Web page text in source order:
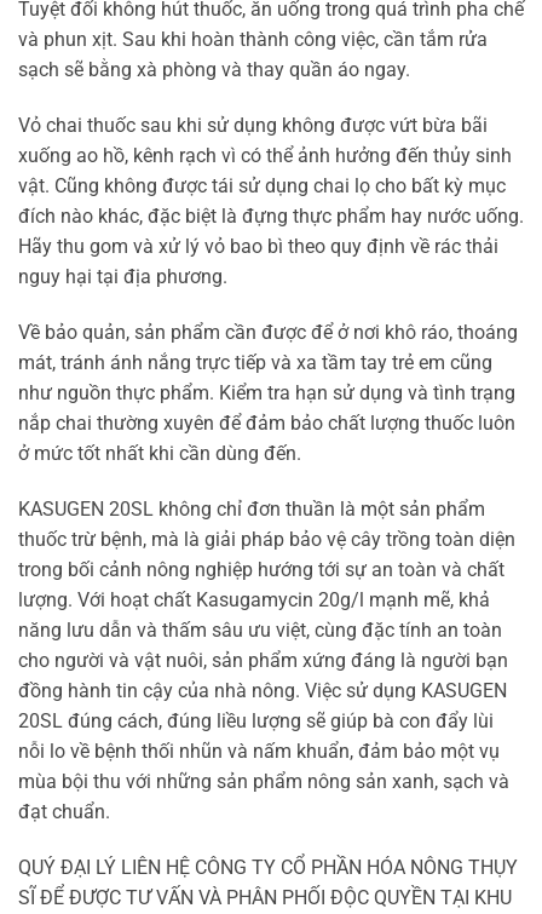
Tuyệt đối không hút thuốc, ăn uống trong quá trình pha chế
và phun xịt. Sau khi hoàn thành công việc, cần tắm rửa
sạch sẽ bằng xà phòng và thay quần áo ngay.
Vỏ chai thuốc sau khi sử dụng không được vứt bừa bãi
xuống ao hồ, kênh rạch vì có thể ảnh hưởng đến thủy sinh
vật. Cũng không được tái sử dụng chai lọ cho bất kỳ mục
đích nào khác, đặc biệt là đựng thực phẩm hay nước uống.
Hãy thu gom và xử lý vỏ bao bì theo quy định về rác thải
nguy hại tại địa phương.
Về bảo quản, sản phẩm cần được để ở nơi khô ráo, thoáng
mát, tránh ánh nắng trực tiếp và xa tầm tay trẻ em cũng
như nguồn thực phẩm. Kiểm tra hạn sử dụng và tình trạng
nắp chai thường xuyên để đảm bảo chất lượng thuốc luôn
ở mức tốt nhất khi cần dùng đến.
KASUGEN 20SL không chỉ đơn thuần là một sản phẩm
thuốc trừ bệnh, mà là giải pháp bảo vệ cây trồng toàn diện
trong bối cảnh nông nghiệp hướng tới sự an toàn và chất
lượng. Với hoạt chất Kasugamycin 20g/l mạnh mẽ, khả
năng lưu dẫn và thấm sâu ưu việt, cùng đặc tính an toàn
cho người và vật nuôi, sản phẩm xứng đáng là người bạn
đồng hành tin cậy của nhà nông. Việc sử dụng KASUGEN
20SL đúng cách, đúng liều lượng sẽ giúp bà con đẩy lùi
nỗi lo về bệnh thối nhũn và nấm khuẩn, đảm bảo một vụ
mùa bội thu với những sản phẩm nông sản xanh, sạch và
đạt chuẩn.
QUÝ ĐẠI LÝ LIÊN HỆ CÔNG TY CỔ PHẦN HÓA NÔNG THỤY
SĨ ĐỂ ĐƯỢC TƯ VẤN VÀ PHÂN PHỐI ĐỘC QUYỀN TẠI KHU